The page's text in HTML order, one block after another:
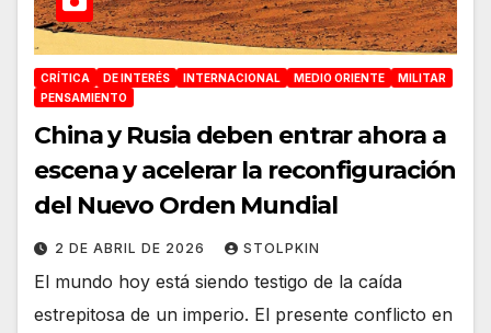
CRÍTICA DE INTERÉS INTERNACIONAL MEDIO ORIENTE
MILITAR
PENSAMIENTO
China y Rusia deben entrar ahora a
escena y acelerar la reconfiguración
del Nuevo Orden Mundial
2 DE ABRIL DE 2026 STOLPKIN
El mundo hoy está siendo testigo de la caída
estrepitosa de un imperio. El presente conflicto en